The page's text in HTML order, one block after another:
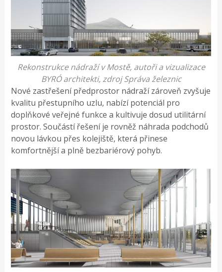
Rekonstrukce nádraží v Mostě, autoři a vizualizace
BYRÓ architekti, zdroj Správa železnic
Nové zastřešení předprostor nádraží zároveň zvyšuje
kvalitu přestupního uzlu, nabízí potenciál pro
doplňkové veřejné funkce a kultivuje dosud utilitární
prostor. Součástí řešení je rovněž náhrada podchodů
novou lávkou přes kolejiště, která přinese
komfortnější a plně bezbariérový pohyb.